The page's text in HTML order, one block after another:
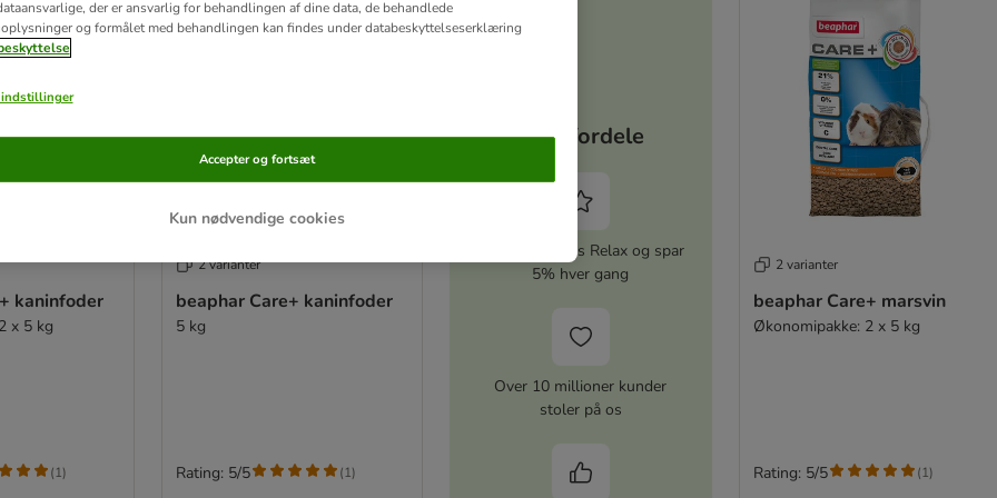
kaninfoder
x 5 kg
(1)
2 varianter
beaphar Care+ kaninfoder
5 kg
Rating: 5/5 (1)
Dine fordele
Aktiver zooplus Relax og spar
5% hver gang
Over 10 millioner kunder
stoler på os
2 varianter
beaphar Care+ marsvin
Økonomipakke: 2 x 5 kg
Rating: 5/5 (1)
der er ansvarlig for behandlingen af ​​dine data, de behandlede
og formålet med behandlingen kan findes under databeskyttelseserklæring
Kun nødvendige cookies
Accepter og fortsæt